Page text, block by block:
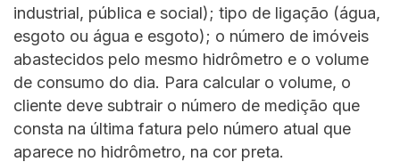
industrial, pública e social); tipo de ligação (água,
esgoto ou água e esgoto); o número de imóveis
abastecidos pelo mesmo hidrômetro e o volume
de consumo do dia. Para calcular o volume, o
cliente deve subtrair o número de medição que
consta na última fatura pelo número atual que
aparece no hidrômetro, na cor preta.